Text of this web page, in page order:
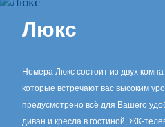
Люкс
Номера Люкс состоит из двух
которые встречают вас высоким
предусмотрено всё для Вашего
диван и кресла в гостиной, ЖК-